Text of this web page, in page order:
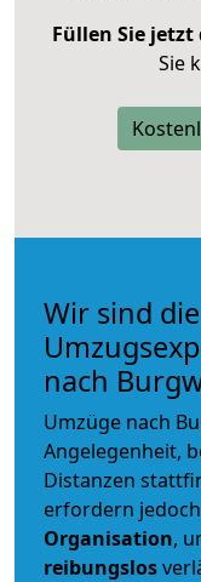
Füllen Sie
Sie
Wir sind
nach
Umzüge nach
Angelegenheit,
Distanzen
erfordern
Organisation,
reibungslos